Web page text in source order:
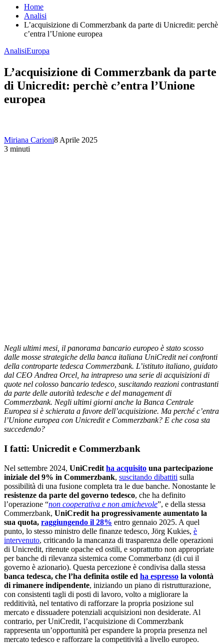
Home
Analisi
L’acquisizione di Commerzbank da parte di Unicredit: perchè
c’entra l’Unione europea
AnalisiEuropa
L’acquisizione di Commerzbank da parte
di Unicredit: perchè c’entra l’Unione
europea
Miriana Carioni8 Aprile 2025
3 minuti
Negli ultimi mesi, il panorama bancario europeo è stato scosso
dalle mosse strategiche della banca italiana UniCredit nei confronti
della controparte tedesca Commerzbank. L’istituto italiano, guidato
dal CEO Andrea Orcel, ha intrapreso una serie di acquisizioni di
quote nel colosso bancario tedesco, suscitando reazioni contrastanti
da parte delle autorità tedesche e del management di
Commerzbank. Negli ultimi giorni anche la Banca Centrale
Europea si è schierata a favore dell’acquisizione. Ma perché c’entra
l’Unione europea con Unicredit e Commerzbank? E che cosa sta
succedendo?
I fatti: Unicredit e Commerzbank
Nel settembre 2024, UniCredit ha acquisito una partecipazione
iniziale del 9% in Commerzbank, suscitando dibattiti sulla
possibilità di una fusione completa tra le due banche. Nonostante le
resistenze da parte del governo tedesco, che ha definito
l’operazione “non cooperativa e non amichevole”, e della stessa
Commerzbank, UniCredit ha progressivamente aumentato la
sua quota, raggiungendo il 28% entro gennaio 2025. A quel
punto, lo stesso ministro delle finanze tedesco, Jörg Kukies, è
intervenuto, criticando la mancanza di trasparenza delle operazioni
di Unicredit, ritenute opache ed ostili, e soprattutto non appropriate
per banche di rilevanza sistemica come Commerbanz (di cui il
governo è azionario). Questa percezione è condivisa dalla stessa
banca tedesca, che l’ha definita ostile ed ha espresso la volontà
di rimanere indipendente, iniziando un piano di ristrutturazione,
con consistenti tagli di posti di lavoro, volto a migliorare la
redditività, nel tentativo di rafforzare la propria posizione sul
mercato e dissuadere potenziali acquisizioni non desiderate. Al
contrario, per UniCredit, l’acquisizione di Commerzbank
rappresenta un’opportunità per espandere la propria presenza nel
mercato tedesco e rafforzare la competitività a livello europeo.